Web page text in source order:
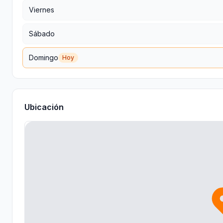
Viernes
Sábado
Domingo Hoy
Ubicación